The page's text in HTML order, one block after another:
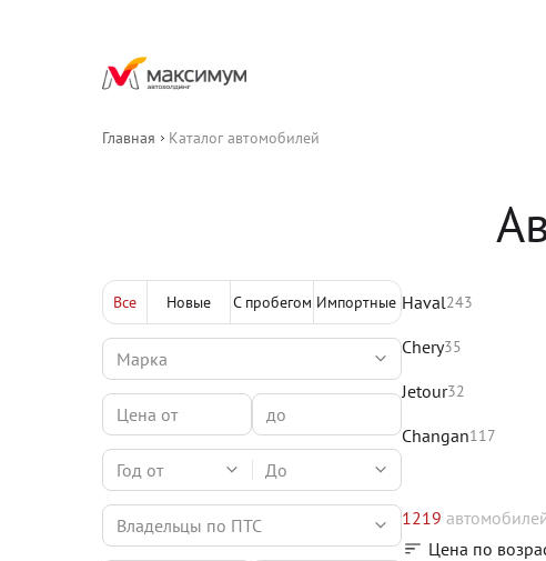
Главная Каталог автомобилей
Все Новые С пробегом Импортные
Год от До
Владельцы по ПТС
Haval243
Chery35
Jetour32
Changan117
1219
Цена по